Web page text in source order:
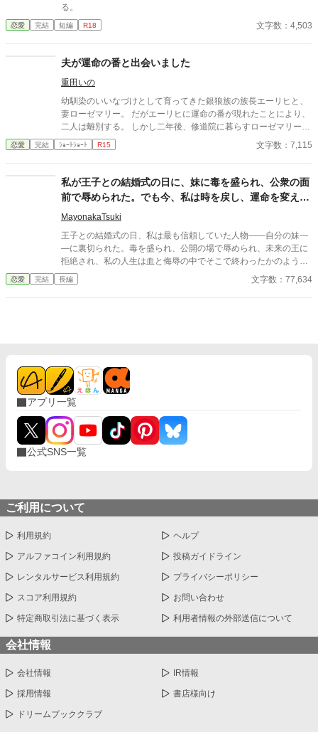
る。
恋愛 完結 短編 R18 文字数：4,503
夫が運命の番と出会いました
重田いの
幼馴染のいいなづけとして育ってきた銀狼族の族長エーリヒと、
妻ローゼマリー。 だがエーリヒに運命の番が現れたことにより、
二人は離別する。 しかし二年後、修道院に暮らすローゼマリーの
元へエーリヒが現れ――!?
恋愛 完結 ｼｮｰﾄｼｮｰﾄ R15 文字数：7,115
私が王子との結婚式の日に、妹に毒を盛られ、公衆の面
前で辱められた。でも今、私は時を戻し、運命を変えに
来た。
MayonakaTsuki
王子との結婚式の日、私は最も信頼していた人物――自分の妹―
―に裏切られた。毒を盛られ、公開の場で辱められ、未来の王に
拒絶され、私の人生は血と侮辱の中でそこで終わったかのように
思えた。しかし、死が私を迎えたとき、不可能なことが起きた―
―私は同じ回廊で、祭壇の前で目を覚まし、あらゆる涙、嘘、そ
恋愛 完結 長編 文字数：77,634
アプリ一覧
公式SNS一覧
ご利用について
利用規約 ヘルプ
アルファコイン利用規約 投稿ガイドライン
レンタルサービス利用規約 プライバシーポリシー
スコア利用規約 お問い合わせ
特定商取引法に基づく表示 利用者情報の外部送信について
会社情報
会社情報 IR情報
採用情報 書店様向け
ドリームブッククラブ